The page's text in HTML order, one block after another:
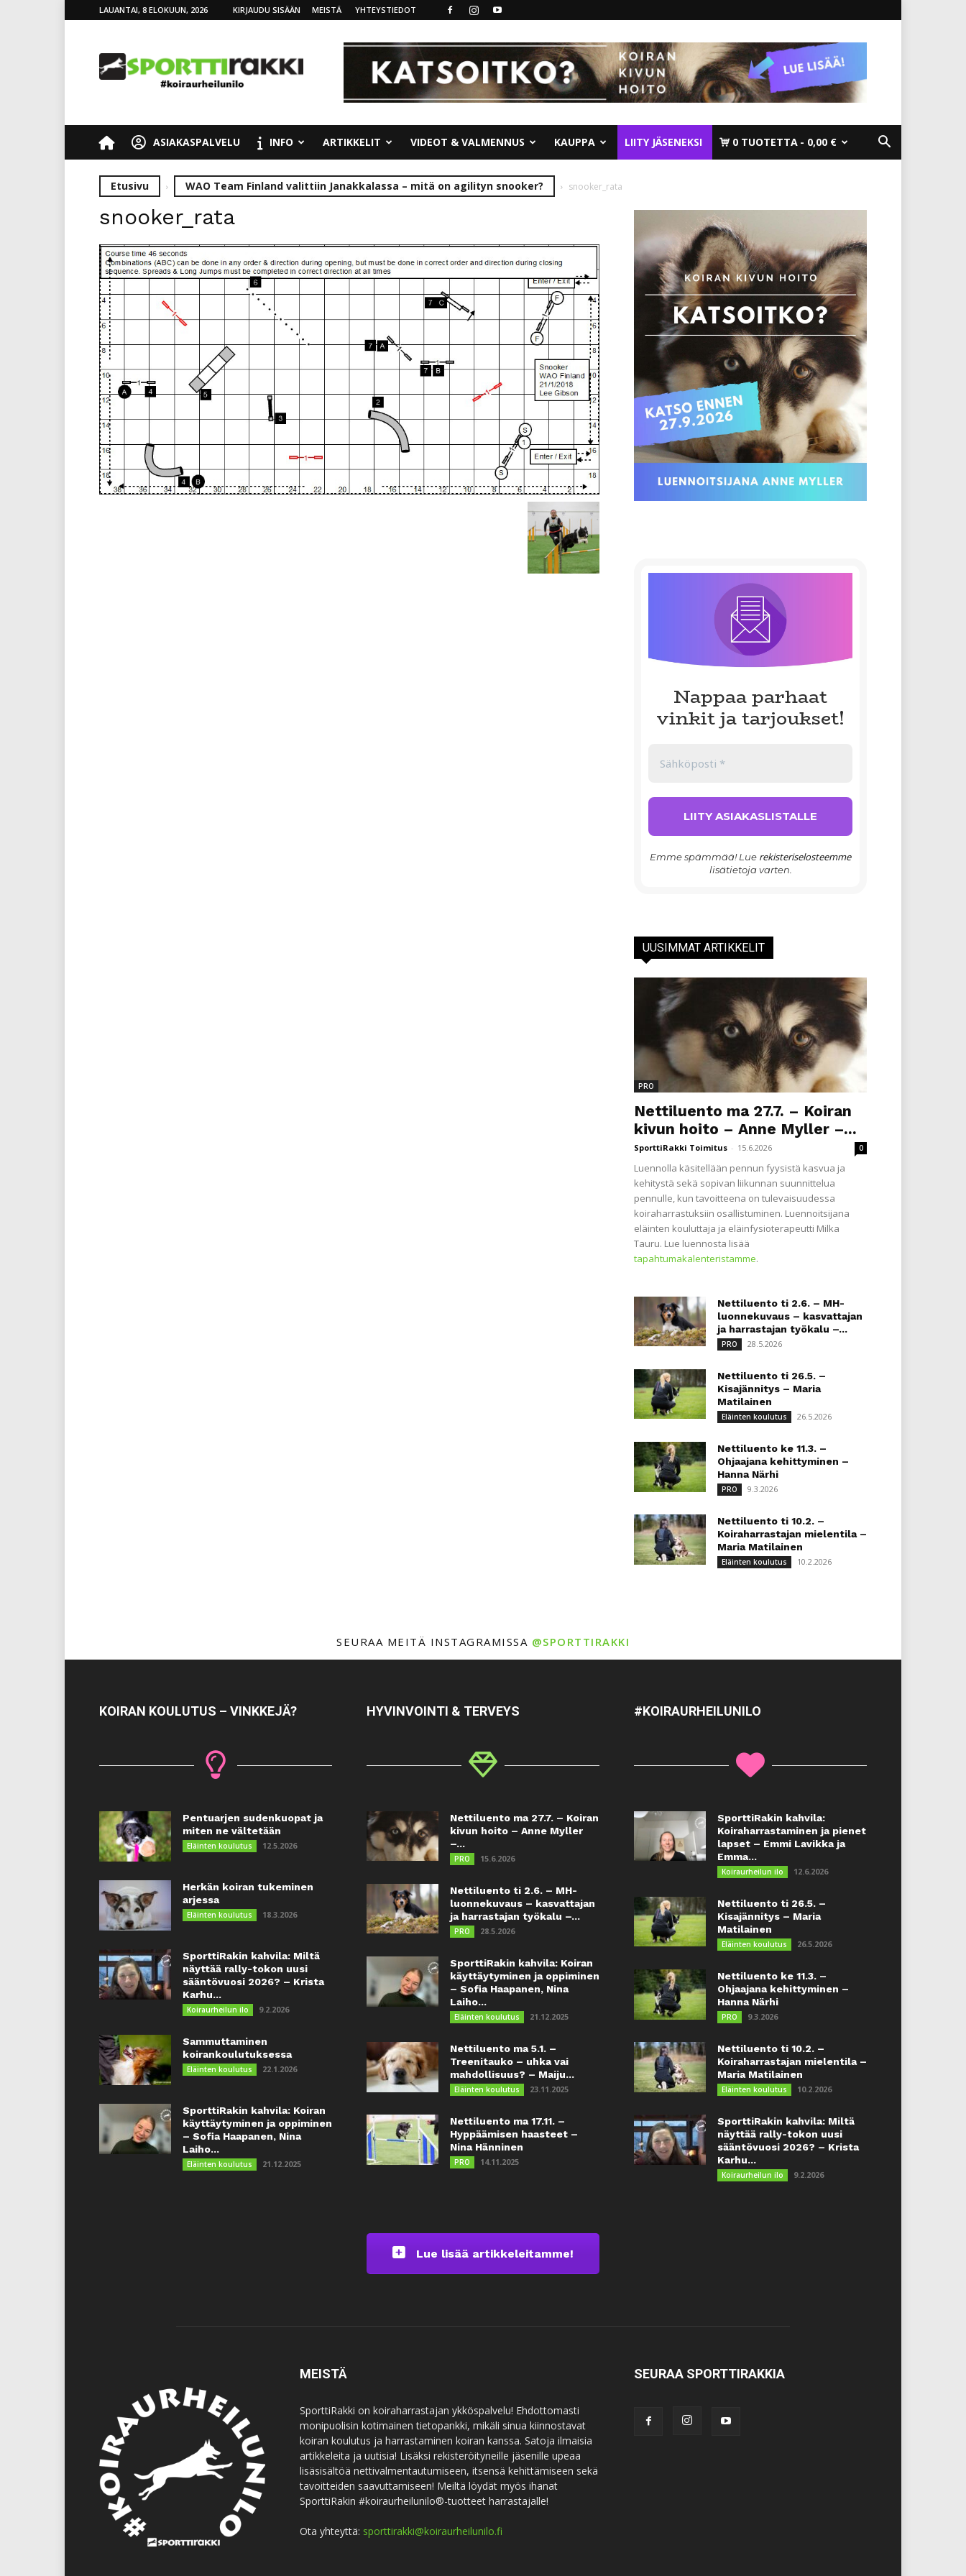
LAUANTAI, 8 ELOKUUN, 2026 KIRJAUDU SISÄÄN MEISTÄ YHTEYSTIEDOT
ASIAKASPALVELU INFO ARTIKKELIT VIDEOT & VALMENNUS KAUPPA LIITY JÄSENEKSI 0 TUOTETTA 0,00 €
Etusivu WAO Team Finland valittiin Janakkalassa – mitä on agilityn snooker? snooker_rata
snooker_rata
Nappaa parhaat
vinkit ja tarjoukset!
Emme spämmää! Lue rekisteriselosteemme
lisätietoja varten.
UUSIMMAT ARTIKKELIT
PRO
Nettiluento ma 27.7. – Koiran
kivun hoito – Anne Myller –...
SporttiRakki Toimitus - 15.6.2026 0
Luennolla käsitellään pennun fyysistä kasvua ja
kehitystä sekä sopivan liikunnan suunnittelua
pennulle, kun tavoitteena on tulevaisuudessa
koiraharrastuksiin osallistuminen. Luennoitsijana
eläinten kouluttaja ja eläinfysioterapeutti Milka
Tauru. Lue luennosta lisää
tapahtumakalenteristamme.
Nettiluento ti 2.6. – MH-
luonnekuvaus – kasvattajan
ja harrastajan työkalu –...
PRO 28.5.2026
Nettiluento ti 26.5. –
Kisajännitys – Maria
Matilainen
Eläinten koulutus 26.5.2026
Nettiluento ke 11.3. –
Ohjaajana kehittyminen –
Hanna Närhi
PRO 9.3.2026
Nettiluento ti 10.2. –
Koiraharrastajan mielentila –
Maria Matilainen
Eläinten koulutus 10.2.2026
SEURAA MEITÄ INSTAGRAMISSA @SPORTTIRAKKI
KOIRAN KOULUTUS – VINKKEJÄ?
Pentuarjen sudenkuopat ja
miten ne vältetään
Eläinten koulutus 12.5.2026
Herkän koiran tukeminen
arjessa
Eläinten koulutus 18.3.2026
SporttiRakin kahvila: Miltä
näyttää rally-tokon uusi
sääntövuosi 2026? – Krista
Karhu...
Koiraurheilun ilo 9.2.2026
Sammuttaminen
koirankoulutuksessa
Eläinten koulutus 22.1.2026
SporttiRakin kahvila: Koiran
käyttäytyminen ja oppiminen
– Sofia Haapanen, Nina
Laiho...
Eläinten koulutus 21.12.2025
HYVINVOINTI & TERVEYS
Nettiluento ma 27.7. – Koiran
kivun hoito – Anne Myller
–...
PRO 15.6.2026
Nettiluento ti 2.6. – MH-
luonnekuvaus – kasvattajan
ja harrastajan työkalu –...
PRO 28.5.2026
SporttiRakin kahvila: Koiran
käyttäytyminen ja oppiminen
– Sofia Haapanen, Nina
Laiho...
Eläinten koulutus 21.12.2025
Nettiluento ma 5.1. –
Treenitauko – uhka vai
mahdollisuus? – Maiju...
Eläinten koulutus 23.11.2025
Nettiluento ma 17.11. –
Hyppäämisen haasteet –
Nina Hänninen
PRO 14.11.2025
Lue lisää artikkeleitamme!
#KOIRAURHEILUNILO
SporttiRakin kahvila:
Koiraharrastaminen ja pienet
lapset – Emmi Lavikka ja
Emma...
Koiraurheilun ilo 12.6.2026
Nettiluento ti 26.5. –
Kisajännitys – Maria
Matilainen
Eläinten koulutus 26.5.2026
Nettiluento ke 11.3. –
Ohjaajana kehittyminen –
Hanna Närhi
PRO 9.3.2026
Nettiluento ti 10.2. –
Koiraharrastajan mielentila –
Maria Matilainen
Eläinten koulutus 10.2.2026
SporttiRakin kahvila: Miltä
näyttää rally-tokon uusi
sääntövuosi 2026? – Krista
Karhu...
Koiraurheilun ilo 9.2.2026
MEISTÄ
SporttiRakki on koiraharrastajan ykköspalvelu! Ehdottomasti
monipuolisin kotimainen tietopankki, mikäli sinua kiinnostavat
koiran koulutus ja harrastaminen koiran kanssa. Satoja ilmaisia
artikkeleita ja uutisia! Lisäksi rekisteröityneille jäsenille upeaa
lisäsisältöä nettivalmentautumiseen, itsensä kehittämiseen sekä
tavoitteiden saavuttamiseen! Meiltä löydät myös ihanat
SporttiRakin #koiraurheilunilo®-tuotteet harrastajalle!
Ota yhteyttä: sporttirakki@koiraurheilunilo.fi
SEURAA SPORTTIRAKKIA